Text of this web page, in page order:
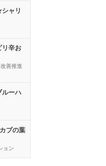
ャリ
リ辛お
善推進
ルーハ
ブの葉
ョン